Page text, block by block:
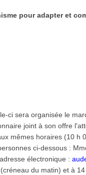
pour adapter et
joint à son offre
mêmes horaires (10 h
ci-dessous :
électronique :
du matin) et à